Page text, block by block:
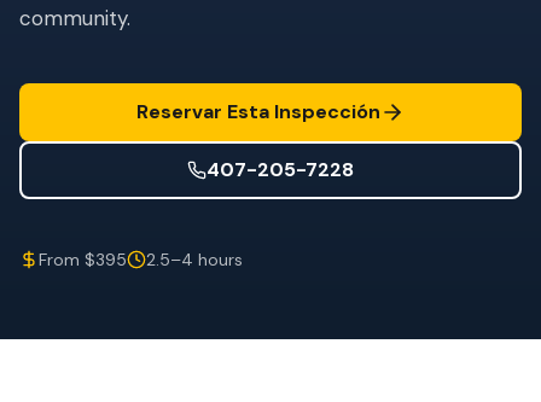
SERVICIOS ESPECIALIZADOS
Mantenimiento Anual
Seguridad Post-Huracán
Imagen Térmica
Inspección de Termitas
community.
Reservar Esta Inspección
407-205-7228
From $395 2.5–4 hours